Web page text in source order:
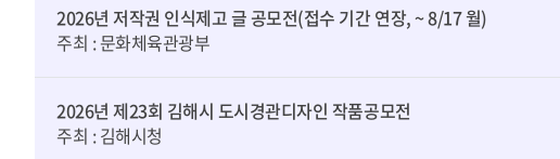
2026년 저작권 인식제고 글 공모전(접수 기간 연장, ~ 8/17 월)
주최 : 문화체육관광부
2026년 제23회 김해시 도시경관디자인 작품공모전
주최 : 김해시청